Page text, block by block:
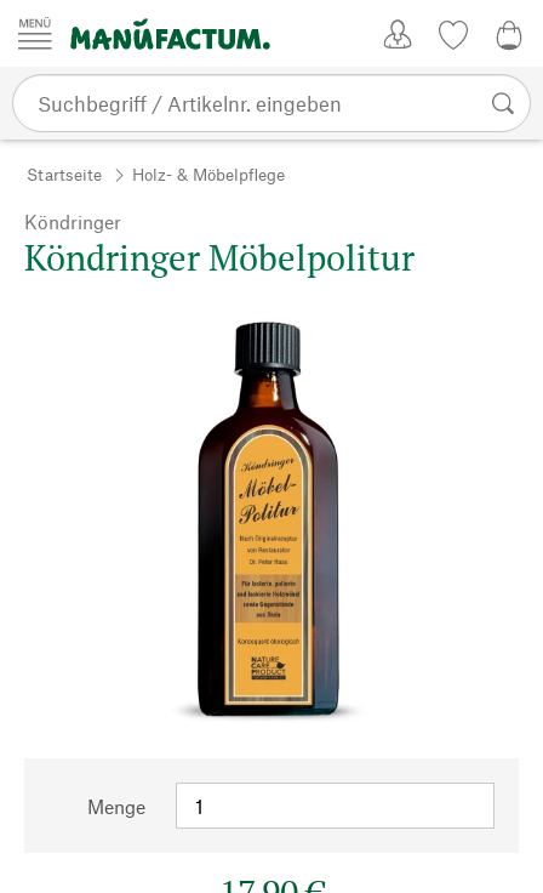
Zum Inhalt springen
Startseite Holz- & Möbelpflege
Köndringer
Köndringer Möbelpolitur
Menge